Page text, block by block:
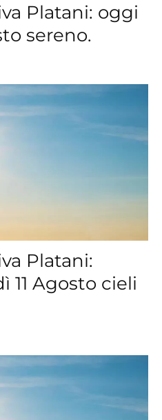
Platani: oggi
sereno.
Platani:
11 Agosto cieli